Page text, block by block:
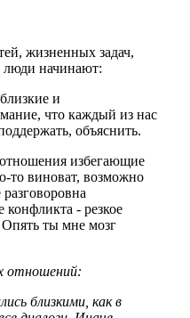
жизненных задач,
люди начинают:
и
что каждый из нас
объяснить.
избегающие
то виноват, возможно
- резкое
ты мне мозг
отношений:
близкими, как в